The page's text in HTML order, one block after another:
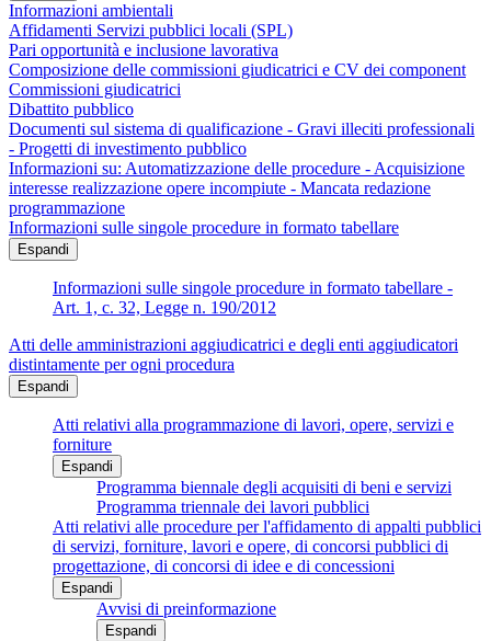
Informazioni ambientali
Affidamenti Servizi pubblici locali (SPL)
Pari opportunità e inclusione lavorativa
Composizione delle commissioni giudicatrici e CV dei component
Commissioni giudicatrici
Dibattito pubblico
Documenti sul sistema di qualificazione - Gravi illeciti professionali
- Progetti di investimento pubblico
Informazioni su: Automatizzazione delle procedure - Acquisizione
interesse realizzazione opere incompiute - Mancata redazione
programmazione
Informazioni sulle singole procedure in formato tabellare
Espandi
Informazioni sulle singole procedure in formato tabellare -
Art. 1, c. 32, Legge n. 190/2012
Atti delle amministrazioni aggiudicatrici e degli enti aggiudicatori
distintamente per ogni procedura
Espandi
Atti relativi alla programmazione di lavori, opere, servizi e
forniture
Espandi
Programma biennale degli acquisiti di beni e servizi
Programma triennale dei lavori pubblici
Atti relativi alle procedure per l'affidamento di appalti pubblici
di servizi, forniture, lavori e opere, di concorsi pubblici di
progettazione, di concorsi di idee e di concessioni
Espandi
Avvisi di preinformazione
Espandi